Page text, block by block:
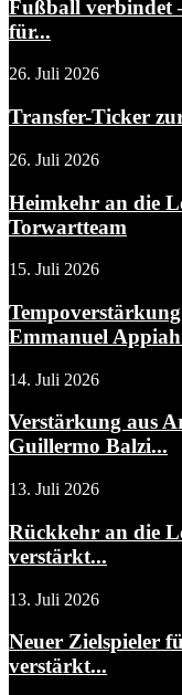
Fußball verbindet
für...
26. Juli 2026
Transfer-Ticker
26. Juli 2026
Heimkehr an die
Torwartteam
15. Juli 2026
Emmanuel Appiah
14. Juli 2026
Verstärkung aus
Guillermo Balzi...
13. Juli 2026
Rückkehr an die
verstärkt...
13. Juli 2026
Neuer Zielspieler
verstärkt...